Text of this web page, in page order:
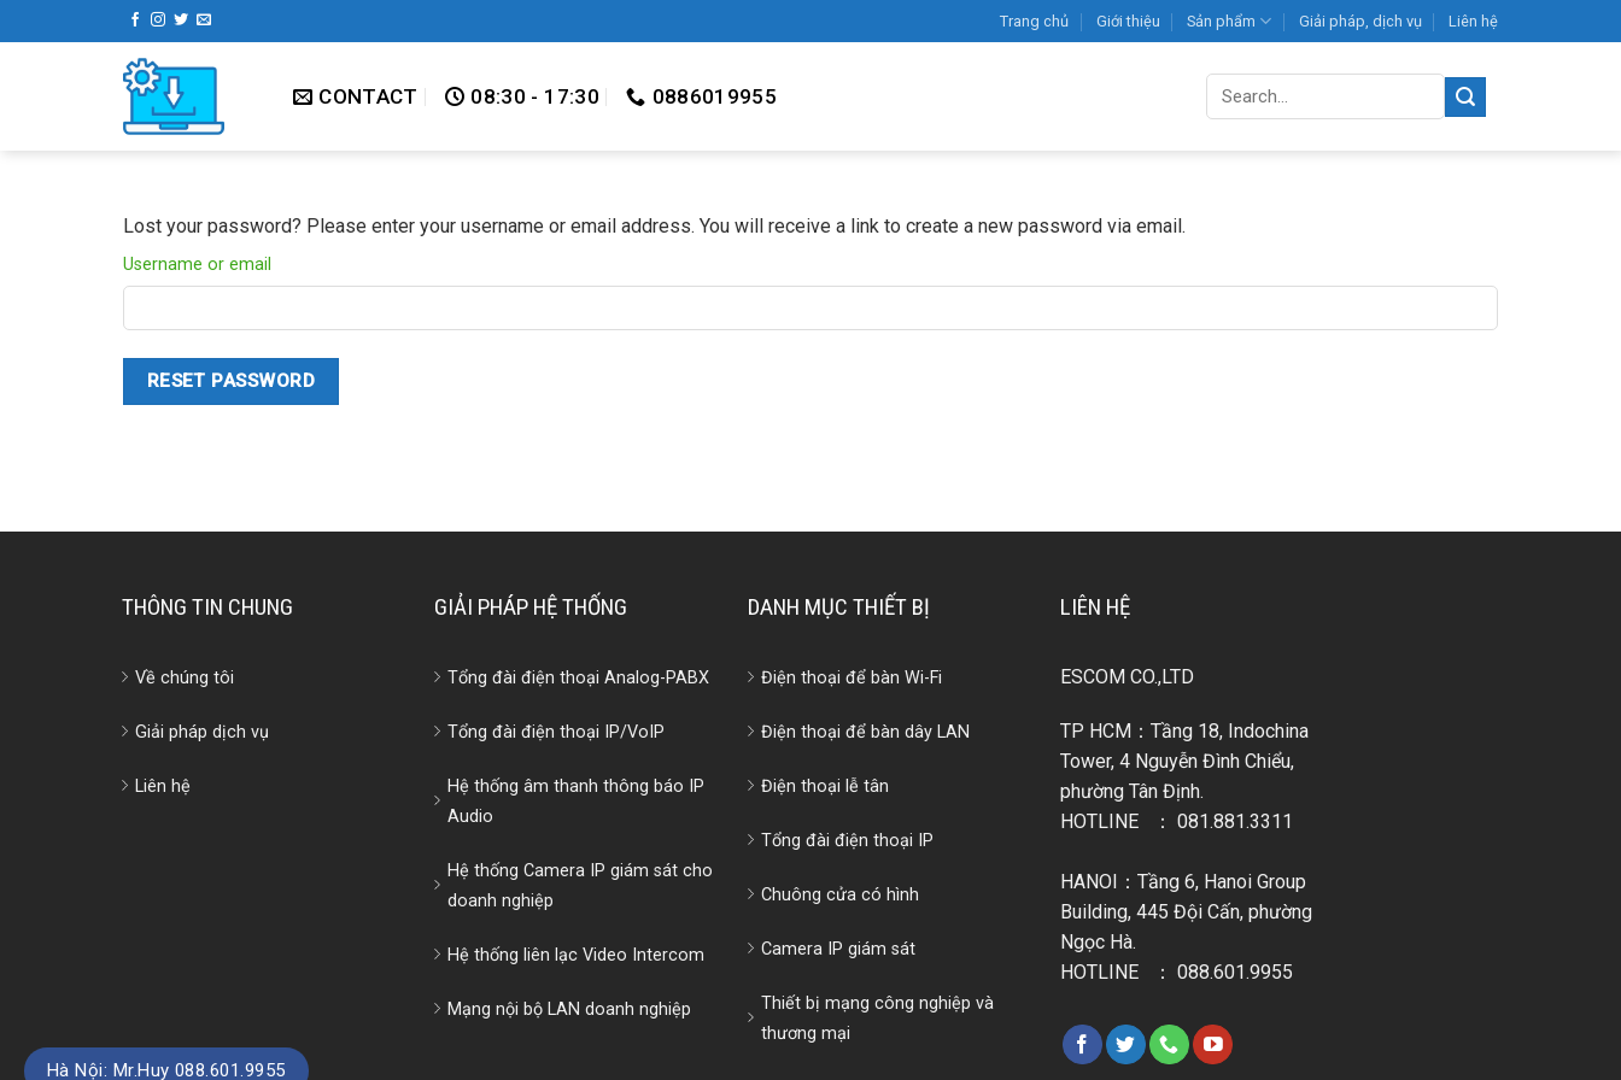
to
Trang chủ Giới thiệu Sản phẩm Giải pháp, dịch vụ Liên hệ
CONTACT 08:30 - 17:30 0886019955
for:
Lost your password? Please enter your username or email address. You will receive a link to create a new password via email.
Username or email
RESET PASSWORD
THÔNG TIN CHUNG
Về chúng tôi
Giải pháp dịch vụ
Liên hệ
GIẢI PHÁP HỆ THỐNG
Tổng đài điện thoại Analog-PABX
Tổng đài điện thoại IP/VoIP
Hệ thống âm thanh thông báo IP
Audio
Hệ thống Camera IP giám sát cho
doanh nghiệp
Hệ thống liên lạc Video Intercom
Mạng nội bộ LAN doanh nghiệp
DANH MỤC THIẾT BỊ
Điện thoại để bàn Wi-Fi
Điện thoại để bàn dây LAN
Điện thoại lễ tân
Tổng đài điện thoại IP
Chuông cửa có hình
Camera IP giám sát
Thiết bị mạng công nghiệp và
thương mại
LIÊN HỆ
ESCOM CO.,LTD
TP HCM：Tầng 18, Indochina
Tower, 4 Nguyễn Đình Chiểu,
phường Tân Định.
HOTLINE ：081.881.3311
HANOI：Tầng 6, Hanoi Group
Building, 445 Đội Cấn, phường
Ngọc Hà.
HOTLINE ：088.601.9955
Hà Nội: Mr.Huy 088.601.9955